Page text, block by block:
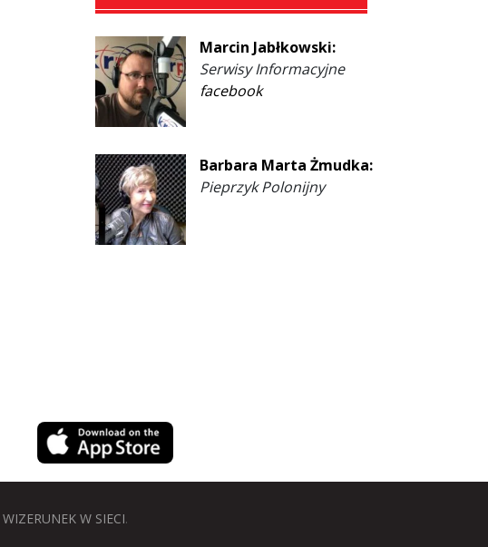
Marcin Jabłkowski:
Serwisy Informacyjne
facebook
Barbara Marta Żmudka:
Pieprzyk Polonijny
WIZERUNEK W SIECI.